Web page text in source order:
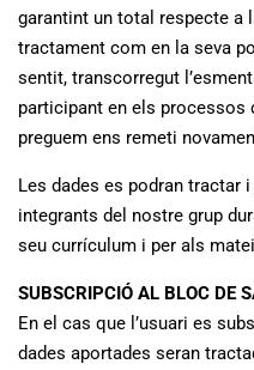
garantint un total respecte a
tractament com en la seva
sentit, transcorregut
participant en els processos
preguem ens remeti
Les dades es podran tractar
integrants del nostre grup
seu currículum i per als
SUBSCRIPCIÓ AL BLOC DE
En el cas que l’usuari es
dades aportades seran